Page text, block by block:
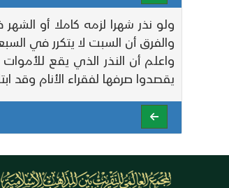
ولو نذر شهرا لزمه كاملا أو
والفرق أن السبت لا يتكرر في
واعلم أن النذر الذي يقع للأموات
يقصدوا صرفها لفقراء الأنام وقد